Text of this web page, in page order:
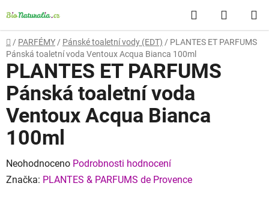
na
obsah
Hledat
KOŠÍK
Domů
/ PARFÉMY / Pánské toaletní vody (EDT) / PLANTES ET PARFUMS
Pánská toaletní voda Ventoux Acqua Bianca 100ml
PLANTES ET PARFUMS
Pánská toaletní voda
Ventoux Acqua Bianca
100ml
Průměrné
hodnocení
Neohodnoceno Podrobnosti hodnocení
Značka: PLANTES & PARFUMS de Provence